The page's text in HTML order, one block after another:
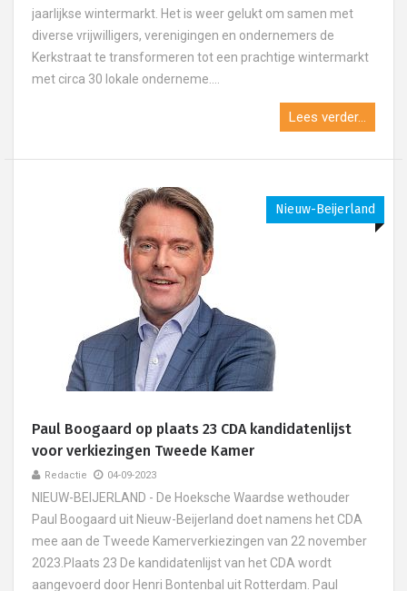
jaarlijkse wintermarkt. Het is weer gelukt om samen met
diverse vrijwilligers, verenigingen en ondernemers de
Kerkstraat te transformeren tot een prachtige wintermarkt
met circa 30 lokale onderneme....
Lees verder...
Nieuw-Beijerland
Paul Boogaard op plaats 23 CDA kandidatenlijst
voor verkiezingen Tweede Kamer
Redactie 04-09-2023
NIEUW-BEIJERLAND - De Hoeksche Waardse wethouder
Paul Boogaard uit Nieuw-Beijerland doet namens het CDA
mee aan de Tweede Kamerverkiezingen van 22 november
2023.Plaats 23 De kandidatenlijst van het CDA wordt
aangevoerd door Henri Bontenbal uit Rotterdam. Paul